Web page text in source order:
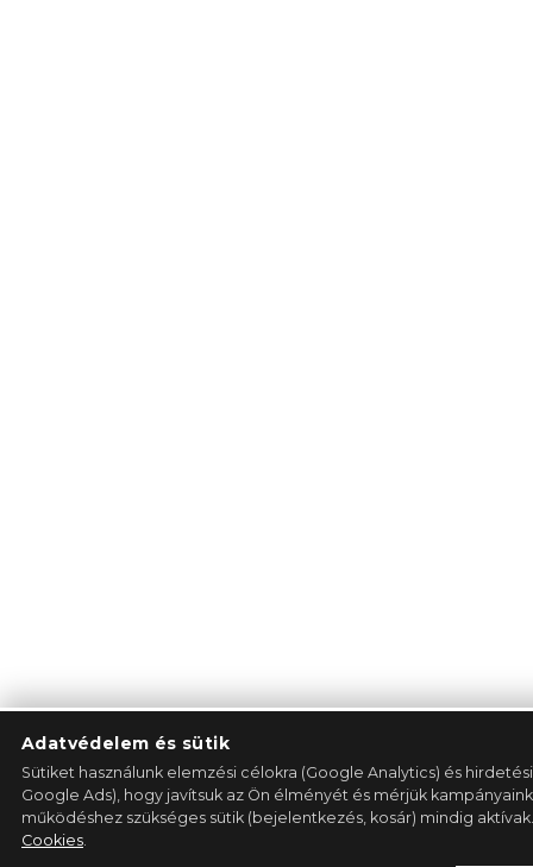
Adatvédelem és sütik
Sütiket használunk elemzési célokra (Google Analytics) és
Google Ads), hogy javítsuk az Ön élményét és mérjük
működéshez szükséges sütik (bejelentkezés, kosár) mindig
Cookies.